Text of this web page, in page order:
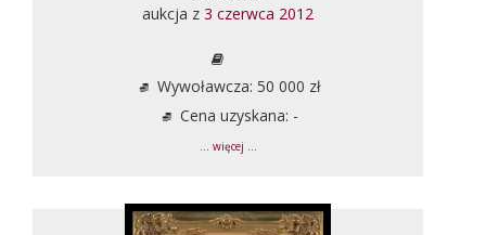
aukcja z 3 czerwca 2012
Wywoławcza: 50 000 zł
Cena uzyskana: -
... więcej ...